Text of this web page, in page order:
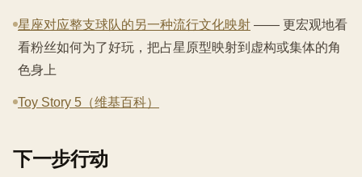
星座对应整支球队的另一种流行文化映射 —— 更宏观地看
看粉丝如何为了好玩，把占星原型映射到虚构或集体的角
色身上
Toy Story 5（维基百科）
下一步行动